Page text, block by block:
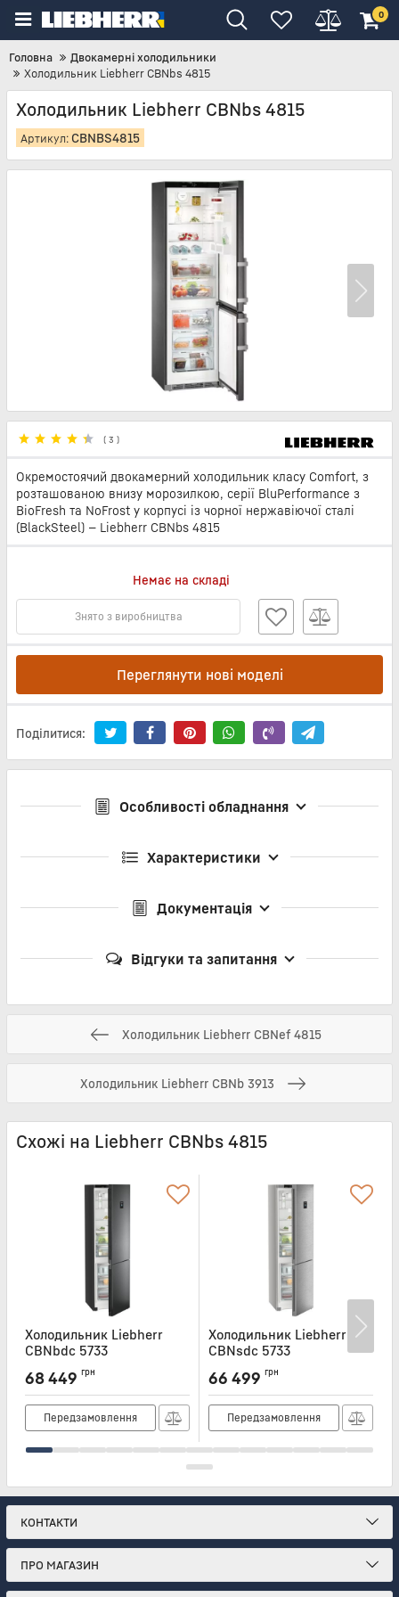
0
Головна
Двокамерні холодильники
Холодильник Liebherr CBNbs 4815
Холодильник Liebherr CBNbs 4815
Артикул: CBNBS4815
( 3 )
Окремостоячий двокамерний холодильник класу Comfort, з
розташованою внизу морозилкою, серії BluPerformance з
BioFresh та NoFrost у корпусі із чорної нержавіючої сталі
(BlackSteel) — Liebherr CBNbs 4815
Немає на складі
Знято з виробництва
Переглянути нові моделі
Поділитися:
Особливості обладнання
Характеристики
Документація
Відгуки та запитання
Холодильник Liebherr CBNef 4815
Холодильник Liebherr CBNb 3913
Схожі на Liebherr CBNbs 4815
Холодильник Liebherr
CBNbdc 5733
CBNBDC5733
68 449 грн
Передзамовлення
Холодильник Liebherr
CBNsdc 5733
CBNSDC5733
66 499 грн
Передзамовлення
КОНТАКТИ
ПРО МАГАЗИН